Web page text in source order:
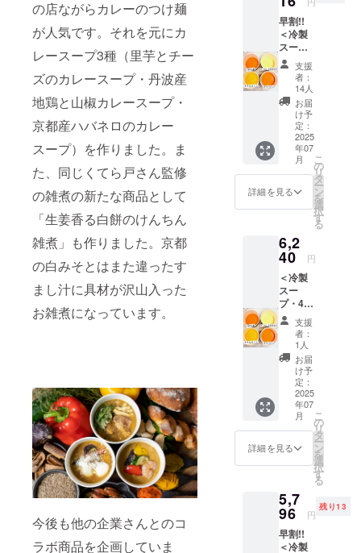
の店ながらカレーのつけ麺
が人気です。それを元にカ
レースープ3種（里芋とチー
ズのカレースープ・丹波産
地鶏と山椒カレースープ・
京都産ハバネロのカレー
スープ）を作りました。ま
た、同じくてら戸さん監修
の雑煮の新たな商品として
「生姜香る白餅のけんちん
雑煮」も作りました。京都
の白みそとはまた違ったす
まし汁に具材が沢山入った
お雑煮になっています。
今後も他の企業さんとのコ
ラボ商品を企画していま
す。 商
品開封
前には
必ずお
届けの
リター
ンに貼
付され
たラベ
ルや注
意書き
をご確
認くだ
さい。
具材の
種類は
変わる
可能性
があり
ます。
※クラフ
トスー
プの原
材料
は、HP
をご確
認くだ
さいま
（https:
//www.c
al.co.jp
） ※原
材料及
び添加
物等の
食品表
示はお
届け商
品のラ
ベルに
表記さ
れま
す。 商
品開封
前には
必ずお
届けの
リター
ンに貼
たラベ
ルや注
意書き
をご確
認くだ
プC＞
・10種
野菜と
生姜の
彩り椀
・京風
牛すじ
カレー
煮込み
・鶏団
子とニ
ラのス
タミナ
山椒香
る牛と
具材の
種類は
変わる
可能性
があり
ます。
※クラフ
トスー
プの原
材料
は、HP
をご確
認くだ
さいま
せ
（https:
//www.c
hantme
） ※原
材料及
び添加
物等の
食品表
意書き
をご確
認くだ
さい。
） ※原
材料及
び添加
物等の
食品表
示はお
届け商
品のラ
ベルに
表記さ
れま
す。 商
品開封
前には
必ずお
付され
たラベ
ルや注
意書き
をご確
認くだ
さい。
ます。
※〈お餅
屋さん
のお雑
煮〉
〈生姜
香る白
餅のけ
んちん
雑煮〉
の原材
料は、
HPをご
確認く
ださい
（https:
//www.c
al.co.jp
） ※原
材料及
び添加
物等の
食品表
示はお
届け商
品のラ
ベルに
表記さ
れま
す。 商
品開封
前には
必ずお
届けの
たラベ
ルや注
意書き
をご確
早割!!
＜冷製
スー
プ・4個
（各1
個）＋
アジア
シリー
ズ・4個
（各1
個）＞
・とう
もろこ
し ・京
人参 ・
紅はる
厚ポ
ター
ジュ ・
トマト
のガス
パチョ
・グ
リーン
カレー
・マッ
サマン
カレー
・トム
ヤムク
ンラー
メン ・
ガパオ
※新商品
料につ
いては
本文を
参考に
して下
支援
者：
14人
お届
け予
定：
2025
年07
月
詳細を見る
こ
の
リ
タ
ー
ン
を
選
択
す
る
6,2
40 円
＜冷製
スー
プ・4個
（各1
個）＋
アジア
シリー
ズ・4個
（各1
個）＞
・とう
もろこ
し ・京
人参 ・
紅はる
かの濃
ター
ジュ ・
トマト
のガス
パチョ
支援
者：
1人
お届
け予
定：
2025
年07
月
詳細を見る
こ
の
リ
タ
ー
ン
を
選
択
す
る
5,7
96 円
残り13
早割!!
＜冷製